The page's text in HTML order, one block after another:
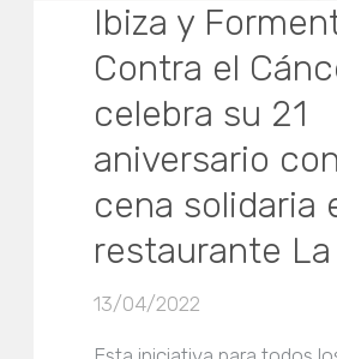
Ibiza y
Contra el
celebra su 21
aniversario
cena solidaria
restaurante
13/04/2022